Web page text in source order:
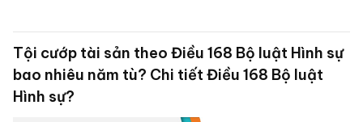
Tội cướp tài sản theo Điều 168 Bộ luật Hình sự
bao nhiêu năm tù? Chi tiết Điều 168 Bộ luật
Hình sự?